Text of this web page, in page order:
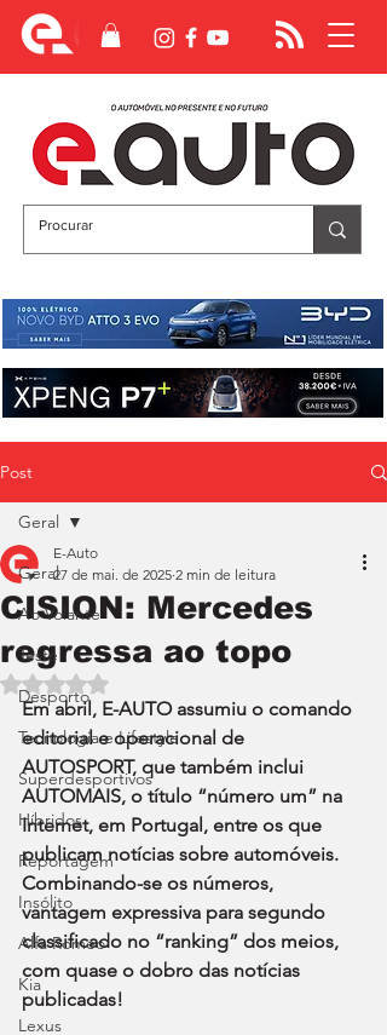
Post
Geral
Ao Volante
Teste
Desporto
Tecnologia e Lifestyle
Superdesportivos
Híbridos
Reportagem
Insólito
Alfa Romeo
Kia
Lexus
Geral
CISION: Mercedes
regressa ao topo
E-Auto
27 de mai. de 2025 2 min de leitura
Avaliado com NaN de 5 estrelas.
Em abril, E-AUTO assumiu o comando
editorial e operacional de
AUTOSPORT, que também inclui
AUTOMAIS, o título “número um” na
Internet, em Portugal, entre os que
publicam notícias sobre automóveis.
Combinando-se os números,
vantagem expressiva para segundo
classificado no “ranking” dos meios,
com quase o dobro das notícias
publicadas!